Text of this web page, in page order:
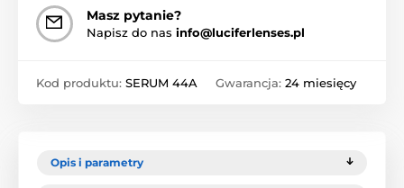
Masz pytanie?
Napisz do nas info@luciferlenses.pl
Kod produktu: SERUM 44A Gwarancja: 24 miesięcy
Opis i parametry